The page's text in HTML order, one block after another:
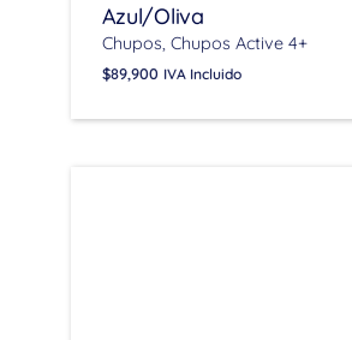
Azul/Oliva
Chupos Chupos Active 4+
$89,900 IVA Incluido